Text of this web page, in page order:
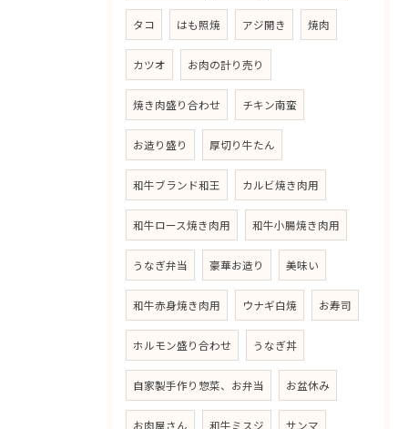
タコ はも照焼 アジ開き 焼肉
カツオ お肉の計り売り
焼き肉盛り合わせ チキン南蛮
お造り盛り 厚切り牛たん
和牛ブランド和王 カルビ焼き肉用
和牛ロース焼き肉用 和牛小腸焼き肉用
うなぎ弁当 豪華お造り 美味い
和牛赤身焼き肉用 ウナギ白焼 お寿司
ホルモン盛り合わせ うなぎ丼
自家製手作り惣菜、お弁当 お盆休み
お肉屋さん 和牛ミスジ サンマ